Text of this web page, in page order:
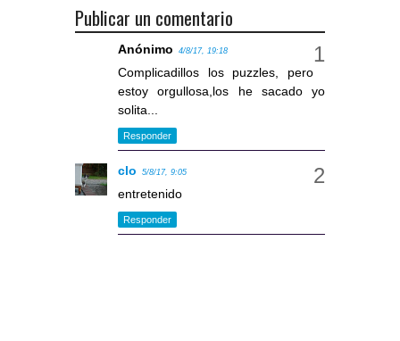
Publicar un comentario
Anónimo 4/8/17, 19:18
Complicadillos los puzzles, pero
estoy orgullosa,los he sacado yo
solita...
Responder
clo 5/8/17, 9:05
entretenido
Responder